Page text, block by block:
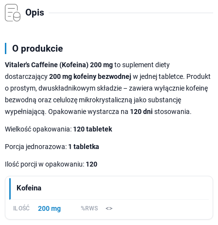
Opis
O produkcie
Vitaler's Caffeine (Kofeina) 200 mgto suplement diety
dostarczający200 mg kofeiny bezwodnej w jednej tabletce. Produkt
o prostym, dwuskładnikowym składzie – zawiera wyłącznie kofeinę
bezwodną oraz celulozę mikrokrystaliczną jako substancję
wypełniającą. Opakowanie wystarcza na 120 dni stosowania.
Wielkość opakowania: 120 tabletek
Porcja jednorazowa: 1 tabletka
Ilość porcji w opakowaniu: 120
Kofeina
200 mg <>